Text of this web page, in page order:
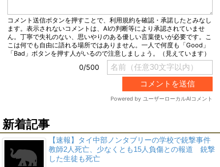
新着記事
【速報】タイ中部ノンタブリーの学校で銃撃事件
教師2人死亡、少なくとも15人負傷との報道 銃撃
した生徒も死亡